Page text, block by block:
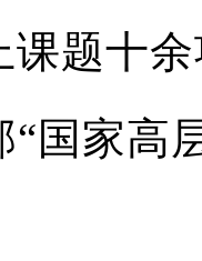
课题十
“国家高